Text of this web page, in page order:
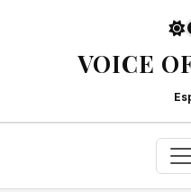
VOICE